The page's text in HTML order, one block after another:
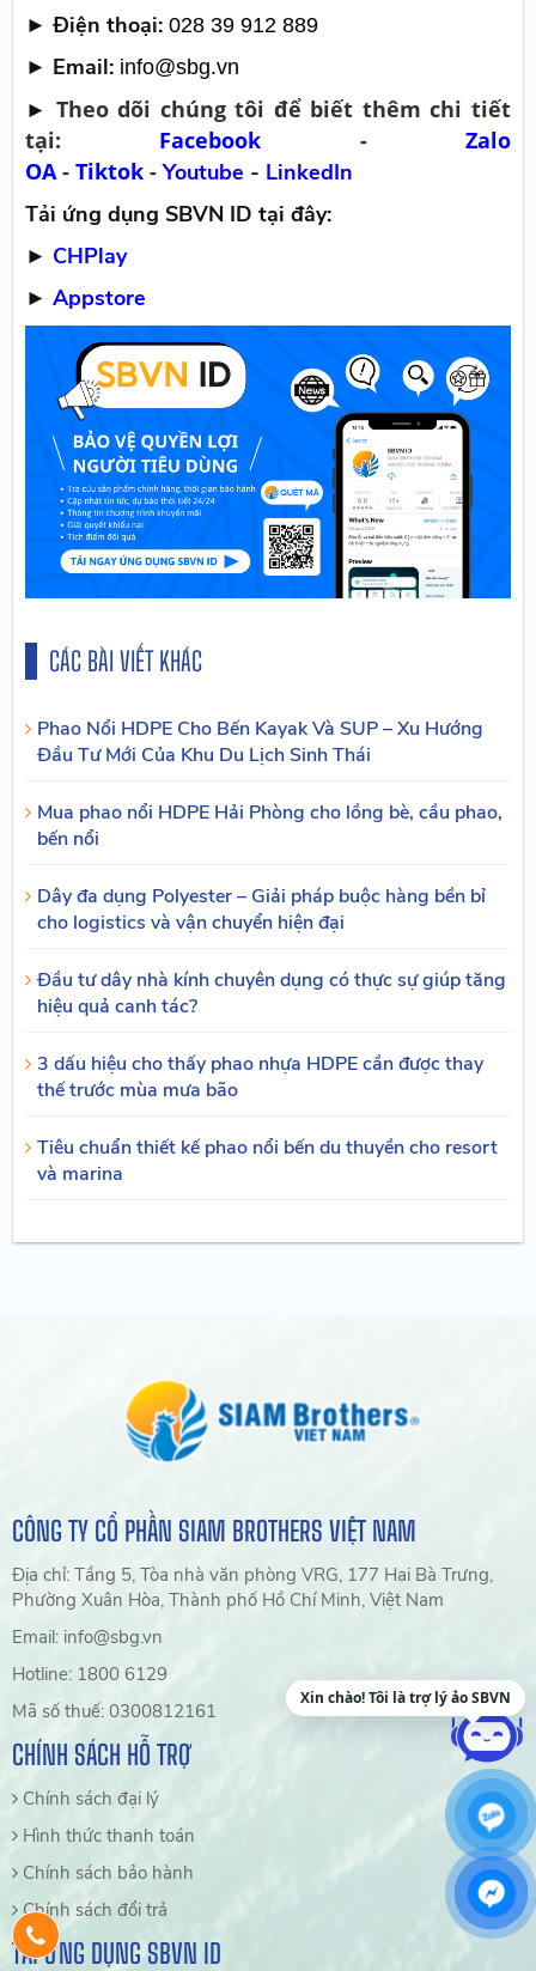
► Điện thoại: 028 39 912 889
► Email: info@sbg.vn
► Theo dõi chúng tôi để biết thêm chi tiết
tại:
Facebook - Zalo
OA-Tiktok - Youtube - LinkedIn
Tải ứng dụng SBVN ID tại đây:
► CHPlay
►Appstore
CÁC BÀI VIẾT KHÁC
Phao Nổi HDPE Cho Bến Kayak Và SUP – Xu Hướng
Đầu Tư Mới Của Khu Du Lịch Sinh Thái
Mua phao nổi HDPE Hải Phòng cho lồng bè, cầu phao,
bến nổi
Dây đa dụng Polyester – Giải pháp buộc hàng bền bỉ
cho logistics và vận chuyển hiện đại
Đầu tư dây nhà kính chuyên dụng có thực sự giúp tăng
hiệu quả canh tác?
3 dấu hiệu cho thấy phao nhựa HDPE cần được thay
thế trước mùa mưa bão
Tiêu chuẩn thiết kế phao nổi bến du thuyền cho resort
và marina
CÔNG TY CỔ PHẦN SIAM BROTHERS VIỆT NAM
Địa chỉ: Tầng 5, Tòa nhà văn phòng VRG, 177 Hai Bà Trưng,
Phường Xuân Hòa, Thành phố Hồ Chí Minh, Việt Nam
Email: info@sbg.vn
Hotline: 1800 6129
Mã số thuế: 0300812161
CHÍNH SÁCH HỖ TRỢ
Chính sách đại lý
Hình thức thanh toán
Chính sách bảo hành
Chính sách đổi trả
TẢI ỨNG DỤNG SBVN ID
Xin chào! Tôi là trợ lý ảo SBVN